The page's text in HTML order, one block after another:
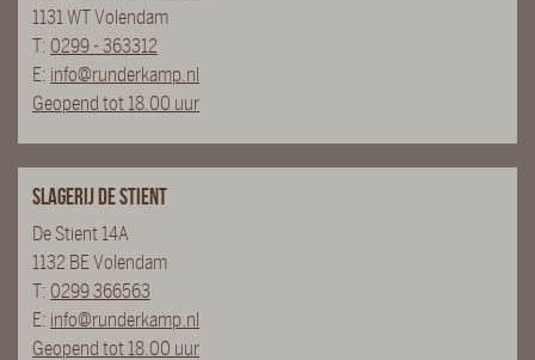
1131 WT Volendam
T: 0299 - 363312
E: info@runderkamp.nl
Geopend tot 18.00 uur
Slagerij De Stient
De Stient 14A
1132 BE Volendam
T: 0299 366563
E: info@runderkamp.nl
Geopend tot 18.00 uur